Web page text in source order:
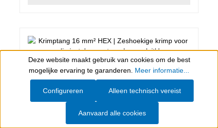
Show toolbar
Deze website maakt gebruik van cookies om de best
mogelijke ervaring te garanderen. Meer informatie...
Alleen technisch vereist
Configureren
Aanvaard alle cookies